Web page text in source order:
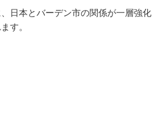
日本とバーデン市の関係が一層強化
す。